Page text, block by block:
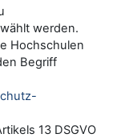
werden.
Hochschulen
Begriff
13 DSGVO